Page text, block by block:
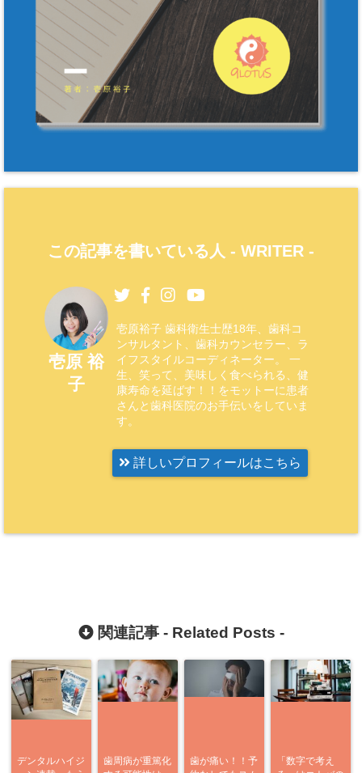
この記事を書いている人 - WRITER -
壱原 裕
子
壱原裕子 歯科衛生士歴18年、歯科コ
ンサルタント、歯科カウンセラー、ラ
イフスタイルコーディネーター。 一
生、笑って、美味しく食べられる、健
康寿命を延ばす！！をモットーに患者
さんと歯科医院のお手伝いをしていま
す。
詳しいプロフィールはこちら
関連記事 - Related Posts -
デンタルハイジ
歯周病が重篤化
歯が痛い！！予
「数字で考え